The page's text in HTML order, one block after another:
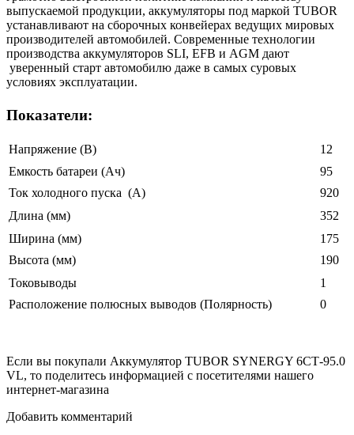
выпускаемой продукции, аккумуляторы под маркой TUBOR
устанавливают на сборочных конвейерах ведущих мировых
производителей автомобилей. Современные технологии
производства аккумуляторов SLI, EFB и AGM дают
уверенный старт автомобилю даже в самых суровых
условиях эксплуатации.
Показатели:
Напряжение (В)
12
Емкость батареи (Ач)
95
Ток холодного пуска (A)
920
Длина (мм)
352
Ширина (мм)
175
Высота (мм)
190
Токовыводы
1
Расположение полюсных выводов (Полярность)
0
Если вы покупали Аккумулятор TUBOR SYNERGY 6СТ-95.0
VL, то поделитесь информацией с посетителями нашего
интернет-магазина
Добавить комментарий